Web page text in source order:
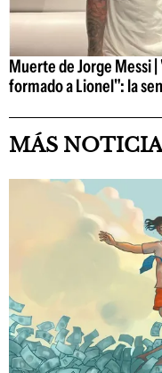
Muerte de Jorge Messi
formado a Lionel": la
MÁS